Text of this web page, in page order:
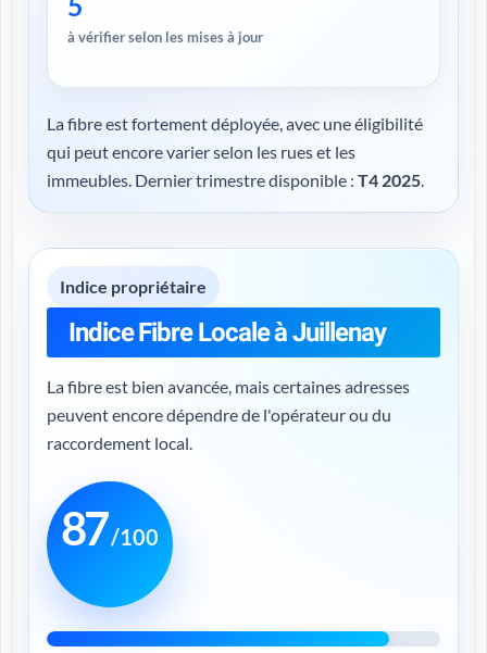
à vérifier selon les mises à jour
La fibre est fortement déployée, avec une éligibilité
qui peut encore varier selon les rues et les
immeubles. Dernier trimestre disponible : T4 2025.
Indice propriétaire
Indice Fibre Locale à Juillenay
La fibre est bien avancée, mais certaines adresses
peuvent encore dépendre de l'opérateur ou du
raccordement local.
87/100